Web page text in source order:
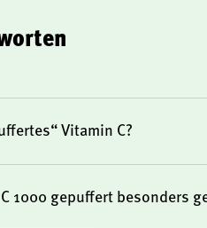
normalenVitamin C?
1000 gepuffert besonders